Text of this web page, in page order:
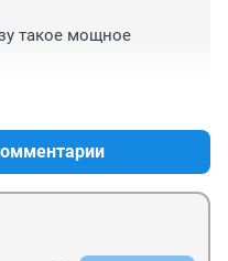
такое мощное